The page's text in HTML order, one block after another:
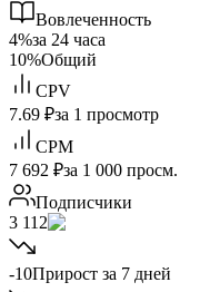
Вовлеченность
4%за 24 часа
10%Общий
CPV
7.69 ₽за 1 просмотр
CPM
7 692 ₽за 1 000 просм.
Подписчики
3 112
-10Прирост за 7 дней